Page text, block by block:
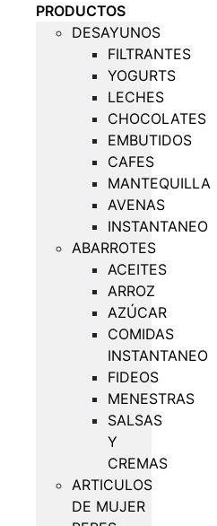
PRODUCTOS
DESAYUNOS
FILTRANTES
YOGURTS
LECHES
CHOCOLATES
EMBUTIDOS
CAFES
MANTEQUILLA
AVENAS
INSTANTANEO
ABARROTES
ACEITES
ARROZ
AZÚCAR
COMIDAS
INSTANTANEO
FIDEOS
MENESTRAS
SALSAS
Y
CREMAS
ARTICULOS
DE MUJER